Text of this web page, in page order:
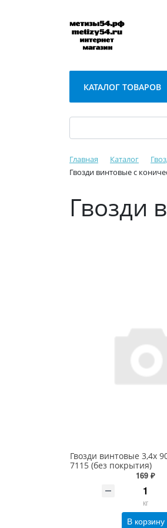
КАТАЛОГ ТОВАРОВ
Главная Каталог
Гвозди винтовые с
Гвозди
Гвозди винтовые 3,4х
7115 (без покрытия)
169 ₽
кг
В корзину